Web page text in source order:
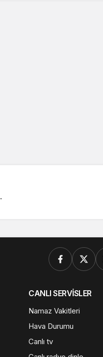
.
CANLI SERVİSLER
Namaz Vakitleri
Hava Durumu
Canlı tv